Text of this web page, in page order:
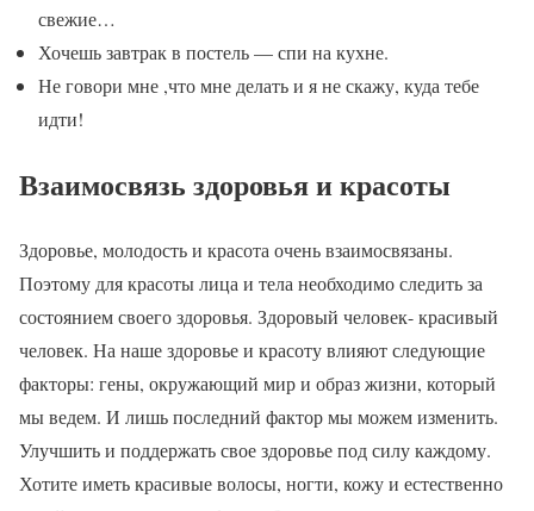
свежие…
Хочешь завтрак в постель — спи на кухне.
Не говори мне ,что мне делать и я не скажу, куда тебе
идти!
Взаимосвязь здоровья и красоты
Здоровье, молодость и красота очень взаимосвязаны.
Поэтому для красоты лица и тела необходимо следить за
состоянием своего здоровья. Здоровый человек- красивый
человек. На наше здоровье и красоту влияют следующие
факторы: гены, окружающий мир и образ жизни, который
мы ведем. И лишь последний фактор мы можем изменить.
Улучшить и поддержать свое здоровье под силу каждому.
Хотите иметь красивые волосы, ногти, кожу и естественно